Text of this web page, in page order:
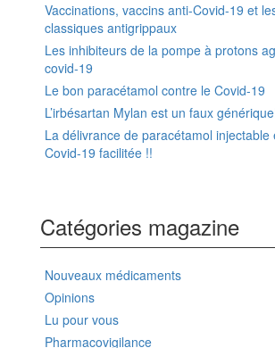
Vaccinations, vaccins anti-Covid-19 et
classiques antigrippaux
Les inhibiteurs de la pompe à protons
covid-19
Le bon paracétamol contre le Covid-19
L’irbésartan Mylan est un faux
La délivrance de paracétamol injectable
Covid-19 facilitée !!
Catégories magazine
Nouveaux médicaments
Opinions
Lu pour vous
Pharmacovigilance